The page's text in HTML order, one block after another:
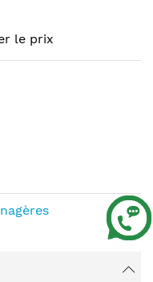
le prix